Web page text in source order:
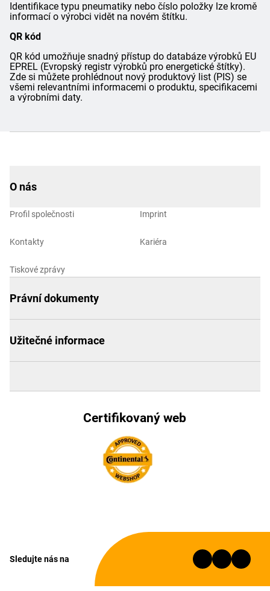
Identifikace typu pneumatiky nebo číslo položky lze kromě
informací o výrobci vidět na novém štítku.
QR kód
QR kód umožňuje snadný přístup do databáze výrobků EU
EPREL (Evropský registr výrobků pro energetické štítky).
Zde si můžete prohlédnout nový produktový list (PIS) se
všemi relevantními informacemi o produktu, specifikacemi
a výrobními daty.
O nás
Profil společnosti
Kontakty
Tiskové zprávy
Imprint
Kariéra
Právní dokumenty
Užitečné informace
Certifikovaný web
Sledujte nás na